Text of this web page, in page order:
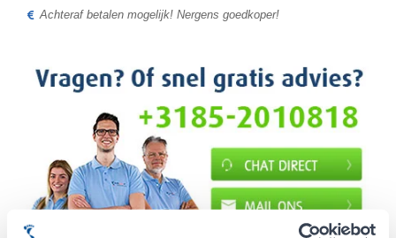
Achteraf betalen mogelijk! Nergens goedkoper!